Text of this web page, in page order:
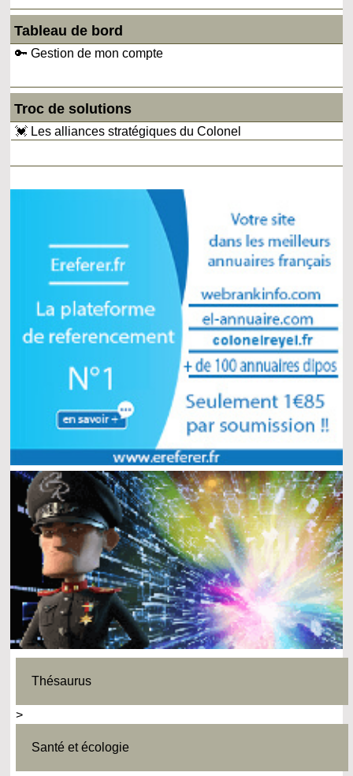
Tableau de bord
🔑 Gestion de mon compte
Troc de solutions
💓 Les alliances stratégiques du Colonel
Thésaurus
>
Santé et écologie